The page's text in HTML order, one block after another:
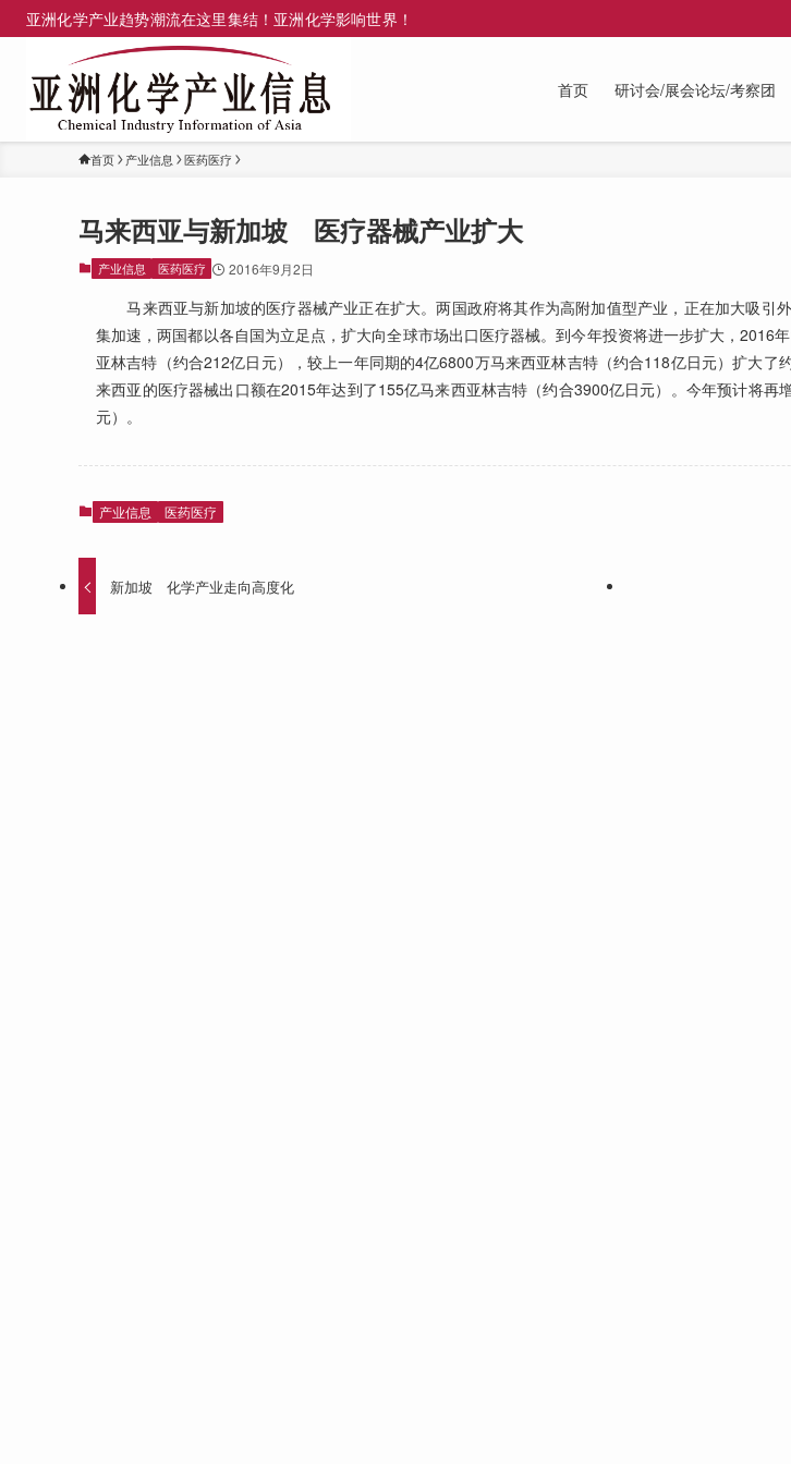
亚洲化学产业趋势潮流在这里集结！亚洲化学影响世界！
首页 研讨会/展会论坛/考察团
首页 产业信息 医药医疗
马来西亚与新加坡 医疗器械产业扩大
产业信息 医药医疗 2016年9月2日
马来西亚与新加坡的医疗器械产业正在扩大。两国政府将其作为高附加值型产业，正在加大吸引
集加速，两国都以各自国为立足点，扩大向全球市场出口医疗器械。到今年投资将进一步扩大，2016
亚林吉特（约合212亿日元），较上一年同期的4亿6800万马来西亚林吉特（约合118亿日元）扩大了
来西亚的医疗器械出口额在2015年达到了155亿马来西亚林吉特（约合3900亿日元）。今年预计将再
元）。
产业信息 医药医疗
新加坡 化学产业走向高度化